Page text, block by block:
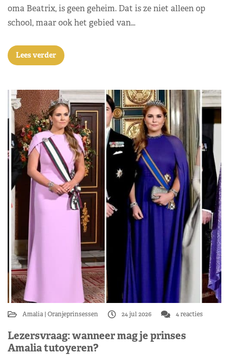
oma Beatrix, is geen geheim. Dat is ze niet alleen op
school, maar ook het gebied van…
Lees verder
Amalia Oranjeprinsessen 24 jul 2026 4 reacties
Lezersvraag: wanneer mag je prinses
Amalia tutoyeren?